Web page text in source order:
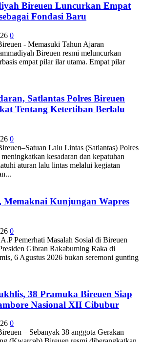
Bireuen Luncurkan Empat
Fondasi Baru
0
- Memasuki Tahun Ajaran
Bireuen resmi meluncurkan
empat pilar ilar utama. Empat pilar
Satlantas Polres Bireuen
Tentang Ketertiban Berlalu
0
Lalu Lintas (Satlantas) Polres
kesadaran dan kepatuhan
aturan lalu lintas melalui kegiatan
Memaknai Kunjungan Wapres
0
Pemerhati Masalah Sosial di Bireuen
Gibran Rakabuming Raka di
6 Agustus 2026 bukan seremoni gunting
38 Pramuka Bireuen Siap
Nasional XII Cibubur
0
– Sebanyak 38 anggota Gerakan